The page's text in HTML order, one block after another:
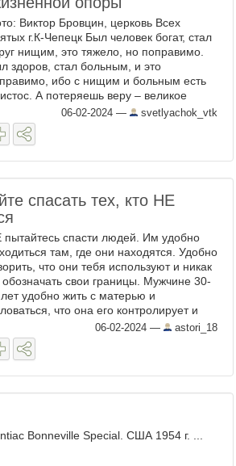
Виктор Бровцин, церковь Всех
г.К-Чепецк Был человек богат, стал
нищим, это тяжело, но поправимо.
здоров, стал больным, и это
ибо с нищим и больным есть
А потеряешь веру – великое
Оно тем ужасно, что нет у
никакой опоры. ...
06-02-2024 — svetlyachok_vtk
спасать тех, кто НЕ
пытайтесь спасти людей. Им удобно
там, где они находятся. Удобно
что они тебя используют и никак
обозначать свои границы. Мужчине 30-
удобно жить с матерью и
что она его контролирует и
Ему не хочется вырастать и
...
06-02-2024 — astori_18
Bonneville Special. США 1954 г. ...